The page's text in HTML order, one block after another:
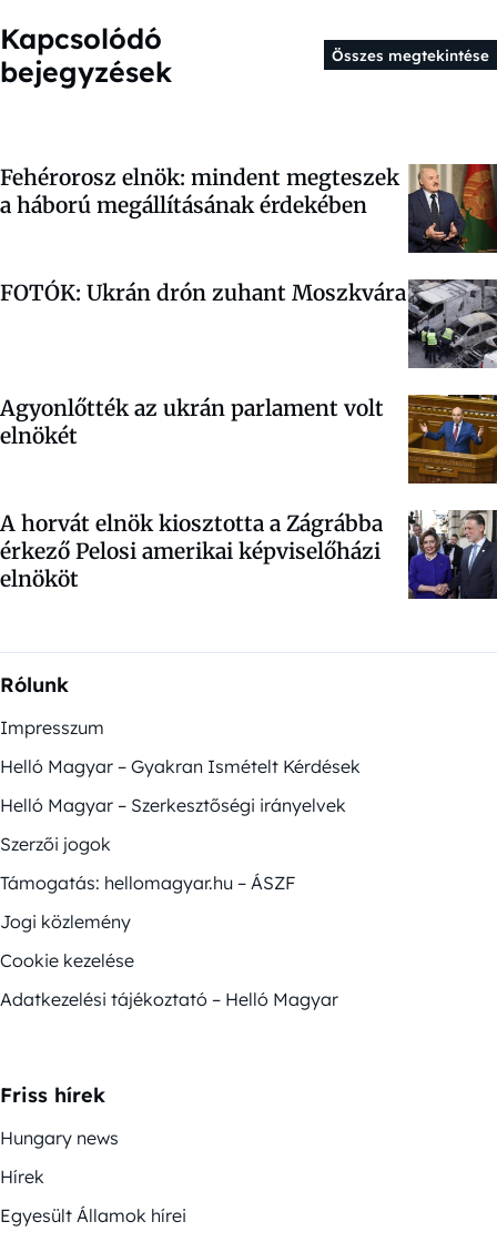
Kapcsolódó
bejegyzések
Összes megtekintése
Fehérorosz elnök: mindent megteszek
a háború megállításának érdekében
FOTÓK: Ukrán drón zuhant Moszkvára
Agyonlőtték az ukrán parlament volt
elnökét
A horvát elnök kiosztotta a Zágrábba
érkező Pelosi amerikai képviselőházi
elnököt
Rólunk
Impresszum
Helló Magyar – Gyakran Ismételt Kérdések
Helló Magyar – Szerkesztőségi irányelvek
Szerzői jogok
Támogatás: hellomagyar.hu – ÁSZF
Jogi közlemény
Cookie kezelése
Adatkezelési tájékoztató – Helló Magyar
Friss hírek
Hungary news
Hírek
Egyesült Államok hírei